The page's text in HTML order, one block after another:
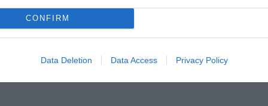
CONFIRM
Data Deletion Data Access Privacy Policy
Színház 2019/2020-as évadában.